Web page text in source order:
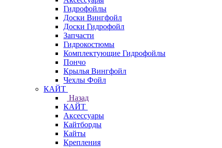
Гидрофойлы
Доски Вингфойл
Доски Гидрофойл
Запчасти
Гидрокостюмы
Комплектующие Гидрофойлы
Пончо
Крылья Вингфойл
Чехлы Фойл
КАЙТ
Назад
КАЙТ
Аксессуары
Кайтборды
Кайты
Крепления